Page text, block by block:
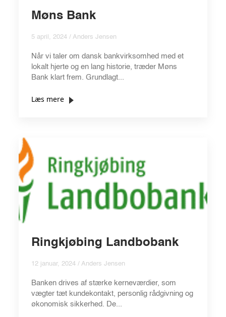
Møns Bank
5 april, 2024 / Anders Jensen
Når vi taler om dansk bankvirksomhed med et
lokalt hjerte og en lang historie, træder Møns
Bank klart frem. Grundlagt...
Læs mere
Ringkjøbing Landbobank
12 januar, 2024 / Anders Jensen
Banken drives af stærke kerneværdier, som
vægter tæt kundekontakt, personlig rådgivning og
økonomisk sikkerhed. De...